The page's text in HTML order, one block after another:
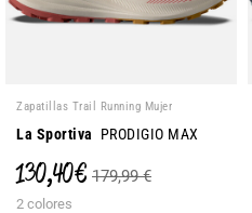
Zapatillas Trail Running Mujer
La Sportiva PRODIGIO MAX
130,40 € 179,99 €
2 colores